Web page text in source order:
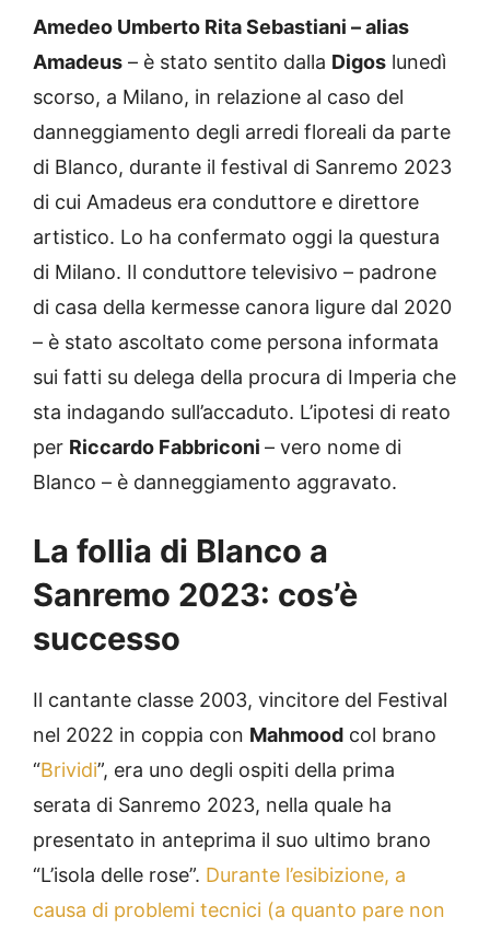
Amedeo Umberto Rita Sebastiani – alias
Amadeus – è stato sentito dalla Digos lunedì
scorso, a Milano, in relazione al caso del
danneggiamento degli arredi floreali da parte
di Blanco, durante il festival di Sanremo 2023
di cui Amadeus era conduttore e direttore
artistico. Lo ha confermato oggi la questura
di Milano. Il conduttore televisivo – padrone
di casa della kermesse canora ligure dal 2020
– è stato ascoltato come persona informata
sui fatti su delega della procura di Imperia che
sta indagando sull’accaduto. L’ipotesi di reato
per Riccardo Fabbriconi – vero nome di
Blanco – è danneggiamento aggravato.
La follia di Blanco a
Sanremo 2023: cos’è
successo
Il cantante classe 2003, vincitore del Festival
nel 2022 in coppia con Mahmood col brano
“Brividi”, era uno degli ospiti della prima
serata di Sanremo 2023, nella quale ha
presentato in anteprima il suo ultimo brano
“L’isola delle rose”. Durante l’esibizione, a
causa di problemi tecnici (a quanto pare non